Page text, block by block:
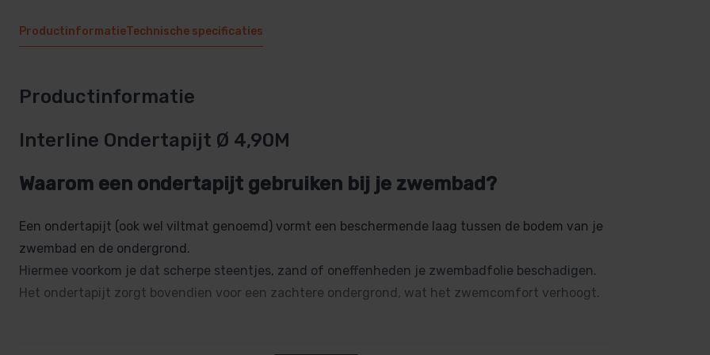
ProductinformatieTechnische specificaties
Productinformatie
Interline Ondertapijt Ø 4,90M
Waarom een ondertapijt gebruiken bij je zwembad?
Een ondertapijt (ook wel viltmat genoemd) vormt een beschermende laag tussen de bodem van je
zwembad en de ondergrond.
Hiermee voorkom je dat scherpe steentjes, zand of oneffenheden je zwembadfolie beschadigen.
Het ondertapijt zorgt bovendien voor een zachtere ondergrond, wat het zwemcomfort verhoogt.